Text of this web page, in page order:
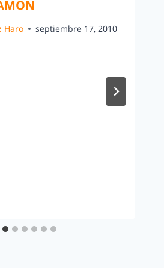
Haro septiembre 17, 2010